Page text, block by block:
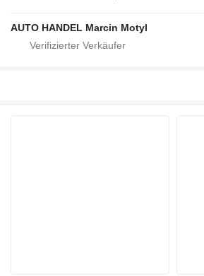
AUTO HANDEL Marcin Motyl